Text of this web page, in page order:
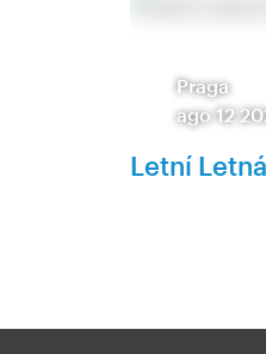
Praga
ago 12
Letní